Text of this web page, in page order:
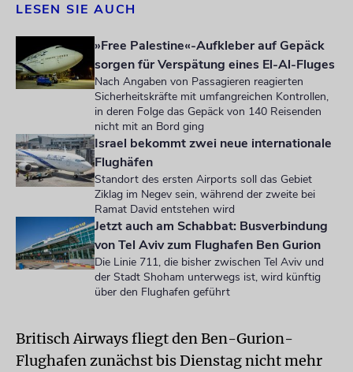
LESEN SIE AUCH
»Free Palestine«-Aufkleber auf Gepäck
sorgen für Verspätung eines El-Al-Fluges
Nach Angaben von Passagieren reagierten
Sicherheitskräfte mit umfangreichen Kontrollen,
in deren Folge das Gepäck von 140 Reisenden
nicht mit an Bord ging
Israel bekommt zwei neue internationale
Flughäfen
Standort des ersten Airports soll das Gebiet
Ziklag im Negev sein, während der zweite bei
Ramat David entstehen wird
Jetzt auch am Schabbat: Busverbindung
von Tel Aviv zum Flughafen Ben Gurion
Die Linie 711, die bisher zwischen Tel Aviv und
der Stadt Shoham unterwegs ist, wird künftig
über den Flughafen geführt
Britisch Airways fliegt den Ben-Gurion-
Flughafen zunächst bis Dienstag nicht mehr